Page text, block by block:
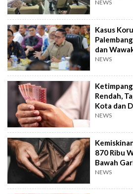
Lampung
NEWS
Kasus
dan
NEWS
Rendah,
Kota dan
NEWS
870 Ribu
Bawah
NEWS